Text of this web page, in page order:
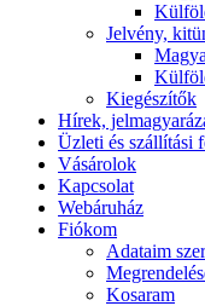
Jelvény,
Kiegészítők
Hírek,
Üzleti és szállítási
Vásárolok
Kapcsolat
Webáruház
Fiókom
Adataim
Kosaram